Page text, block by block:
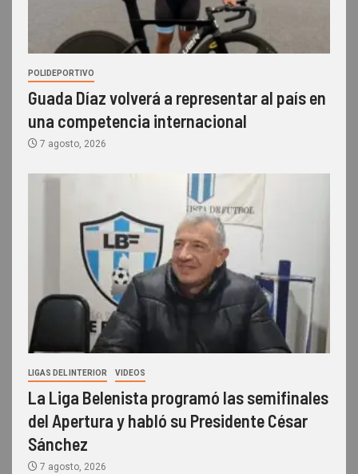
POLIDEPORTIVO
Guada Díaz volverá a representar al país en
una competencia internacional
7 agosto, 2026
LIGAS DEL INTERIOR VIDEOS
La Liga Belenista programó las semifinales
del Apertura y habló su Presidente César
Sánchez
7 agosto, 2026